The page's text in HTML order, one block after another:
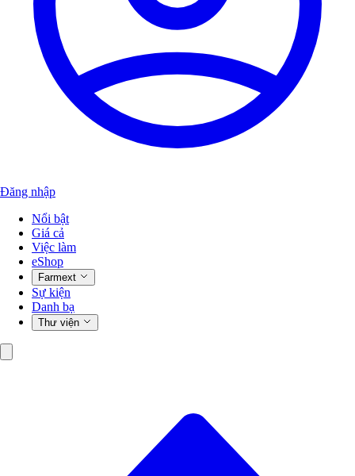
Đăng nhập
Nổi bật
Giá cả
Việc làm
eShop
Farmext
Sự kiện
Danh bạ
Thư viện